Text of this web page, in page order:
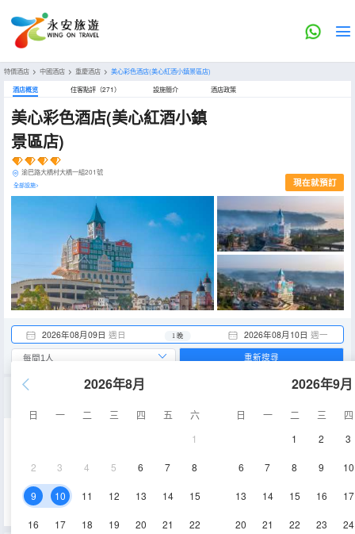
特價酒店 > 中國酒店 > 重慶酒店 > 美心彩色酒店(美心紅酒小鎮景區店)
酒店概览 住客點評（271） 設施簡介 酒店政策
美心彩色酒店(美心紅酒小鎮
景區店)
渝巴路大橋村大橋一組201號
全部設施> 現在就預訂
2026年08月09日 週日 2026年08月10日 週一
1 晚
2026年8月
日 一 二 三 四 五
六
1
2 3 4 5 6 7 8
9 10 11 12 13 14 15
16 17 18 19 20 21 22
2026年9月
日 一 二 三
四
1
2 3
6 7 8 9 10
13 14 15 16 17
20 21 22 23 24
重新搜尋
23-28㎡ 空調